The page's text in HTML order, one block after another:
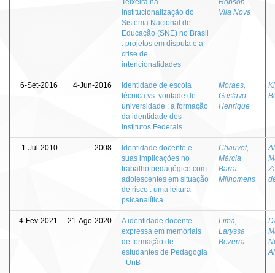
institucionalização do
Sistema Nacional de
Educação (SNE) no Brasil
: projetos em disputa e a
crise de
intencionalidades
Vila Nova
6-Set-2016 4-Jun-2016
Identidade de escola
técnica vs. vontade de
universidade : a formação
da identidade dos
Institutos Federais
Moraes,
Gustavo
Henrique
1-Jul-2010 2008
Identidade docente e
suas implicações no
trabalho pedagógico com
adolescentes em situação
de risco : uma leitura
psicanalítica
Chauvet,
Márcia
Barra
Milhomens
4-Fev-2021 21-Ago-2020
A identidade docente
expressa em memoriais
de formação de
estudantes de Pedagogia
- UnB
Lima,
Laryssa
Bezerra